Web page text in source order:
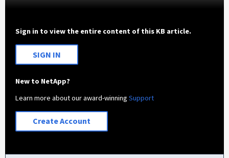
Sign in to view the entire content of this KB article.
SIGN IN
New to NetApp?
Learn more about our award-winningSupport
Create Account